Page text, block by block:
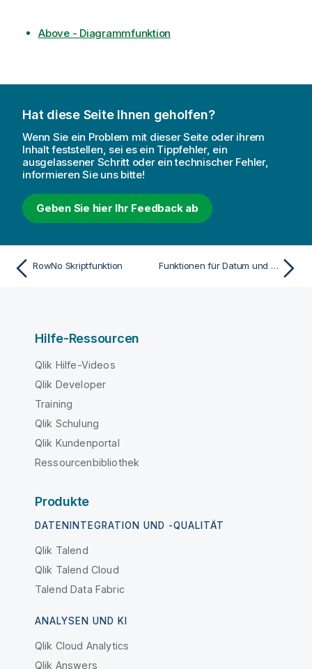
Above - Diagrammfunktion
Hat diese Seite Ihnen geholfen?
Wenn Sie ein Problem mit dieser Seite oder ihrem
Inhalt feststellen, sei es ein Tippfehler, ein
ausgelassener Schritt oder ein technischer Fehler,
informieren Sie uns bitte!
Geben Sie hier Ihr Feedback ab
RowNo Skriptfunktion Funktionen für Datum und Uhrzeit
Hilfe-Ressourcen
Qlik Hilfe-Videos
Qlik Developer
Training
Qlik Schulung
Qlik Kundenportal
Ressourcenbibliothek
Produkte
DATENINTEGRATION UND -QUALITÄT
Qlik Talend
Qlik Talend Cloud
Talend Data Fabric
ANALYSEN UND KI
Qlik Cloud Analytics
Qlik Answers